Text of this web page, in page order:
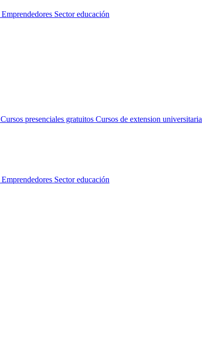
Emprendedores Sector educación
Cursos presenciales gratuitos Cursos de extension universitaria
Emprendedores Sector educación